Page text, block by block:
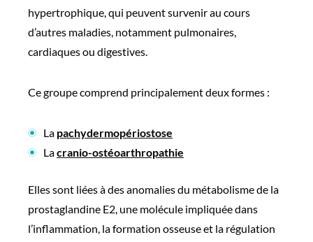
hypertrophique, qui peuvent survenir au cours
d’autres maladies, notamment pulmonaires,
cardiaques ou digestives.
Ce groupe comprend principalement deux formes :
La pachydermopériostose
Lacranio-ostéoarthropathie
Elles sont liées à des anomalies du métabolisme de la
prostaglandine E2, une molécule impliquée dans
l’inflammation, la formation osseuse et la régulation